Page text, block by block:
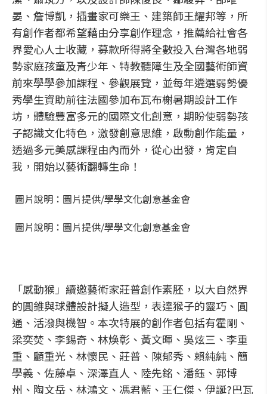
晏、詹博凱，插畫家可樂王、建築師王耀邦等，所
有創作者都希望藉由分享創作理念，推薦給社會各
界愛心人士收藏，募款所得將全數投入台灣各地弱
勢家庭孩童及青少年、特教聽障生及全國藝術師資
前來學學參加課程、參觀展覽，並每年遴選弱勢優
秀學生資助前往法國參加布瓦布榭暑期設計工作
坊，體驗豐富多元的國際文化創意，期盼使弱勢孩
子認識文化特色，激發創意思維，啟動創作能量，
透過多元美感課程由內而外，從心出發，肯定自
我，開始以藝術翻轉生命！
圖片說明：圖片提供/學學文化創意基金會
圖片說明：圖片提供/學學文化創意基金會
「感動猴」續邀藝術家莊普創作素胚，以大自然界
的圓錐與球體設計擬人造型，表達猴子的靈巧、圓
通、活潑與機智。本次特展的創作者包括有霍剛、
梁奕焚、李錫奇、林煥彰、黃文暉、吳炫三、李重
重、顧重光、林懷民、莊普、陳郁秀、賴純純、簡
學義、佐藤卓、深澤直人、陸先銘、潘鈺、郭博
州、陶文岳、林鴻文、馮君藍、王仁傑、伊誕?巴瓦